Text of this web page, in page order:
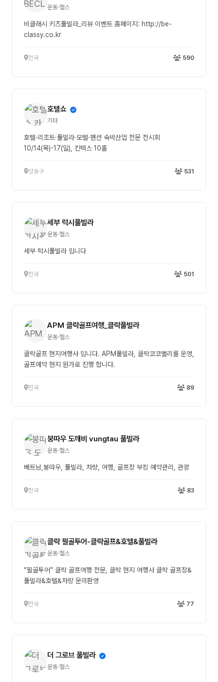
운동·헬스
비클래시 키즈풀빌라_리뷰 이벤트 홈페이지: http://be-
classy.co.kr
전국 590
호텔쇼
기타
호텔·리조트·풀빌라·모텔·펜션 숙박산업 전문 전시회
10/14(목)-17(일), 킨텍스 10홀
성동구 531
세부 럭시풀빌라
운동·헬스
세부 럭시풀빌라 입니다
전국 501
APM 클락골프여행_클락풀빌라
운동·헬스
클락골프 현지여행사 입니다. APM풀빌라, 클락코코밸리를 운영,
골프예약 현지 원가로 진행 합니다.
전국 89
붕따우 도깨비 vungtau 풀빌라
운동·헬스
베트남,붕따우, 풀빌라, 차량, 여행, 골프장 부킹 예약관리, 관광
전국 83
클락 필골투어-클락골프&호텔&풀빌라
운동·헬스
“필골투어” 클락 골프여행 전문, 클락 현지 여행사 클락 골프장&
풀빌라&호텔&차량 문의환영
전국 77
더 그로브 풀빌라
운동·헬스